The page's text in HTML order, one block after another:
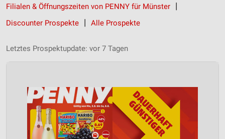
Filialen & Öffnungszeiten von PENNY für Münster
Discounter Prospekte
Alle Prospekte
Letztes Prospektupdate: vor 7 Tagen